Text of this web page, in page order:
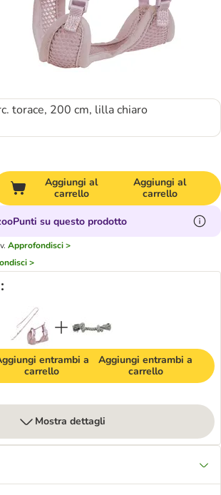
torace, 200 cm, lilla chiaro
Aggiungi al
carrello
Aggiungi al
carrello
su questo prodotto
Approfondisci >
>
entrambi a
carrello
Aggiungi entrambi a
carrello
Mostra dettagli